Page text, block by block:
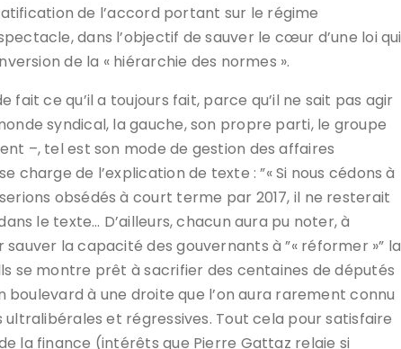
de l’accord portant sur le régime
dans l’objectif de sauver le cœur d’une loi qui
de la « hiérarchie des normes ».
fait ce qu’il a toujours fait, parce qu’il ne sait pas agir
syndical, la gauche, son propre parti, le groupe
–, tel est son mode de gestion des affaires
charge de l’explication de texte : ”« Si nous cédons à
obsédés à court terme par 2017, il ne resterait
le texte… D’ailleurs, chacun aura pu noter, à
la capacité des gouvernants à ”« réformer »” la
se montre prêt à sacrifier des centaines de députés
boulevard à une droite que l’on aura rarement connu
ultralibérales et régressives. Tout cela pour satisfaire
la finance (intérêts que Pierre Gattaz relaie si